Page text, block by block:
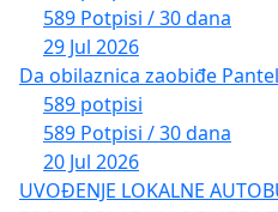
589 Potpisi / 30 dana
29 Jul 2026
Da obilaznica zaobiđe
589 potpisi
589 Potpisi / 30 dana
20 Jul 2026
UVOĐENJE LOKALNE